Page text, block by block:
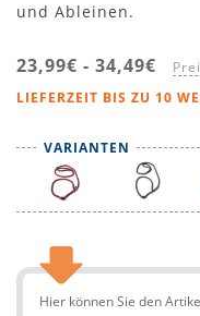
und Ableinen.
23,99€ - 34,49€
LIEFERZEIT BIS ZU 10
VARIANTEN
Hier können Sie den